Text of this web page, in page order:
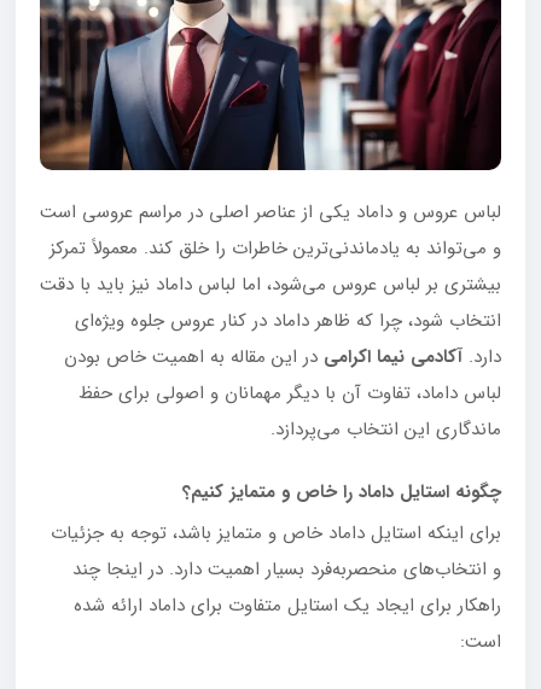
لباس عروس و داماد یکی از عناصر اصلی در مراسم عروسی است
و می‌تواند به یادماندنی‌ترین خاطرات را خلق کند. معمولاً تمرکز
بیشتری بر لباس عروس می‌شود، اما لباس داماد نیز باید با دقت
انتخاب شود، چرا که ظاهر داماد در کنار عروس جلوه ویژه‌ای
دارد. آکادمی نیما اکرامی در این مقاله به اهمیت خاص بودن
لباس داماد، تفاوت آن با دیگر مهمانان و اصولی برای حفظ
ماندگاری این انتخاب می‌پردازد.
چگونه استایل داماد را خاص و متمایز کنیم؟
برای اینکه استایل داماد خاص و متمایز باشد، توجه به جزئیات
و انتخاب‌های منحصر‌به‌فرد بسیار اهمیت دارد. در اینجا چند
راهکار برای ایجاد یک استایل متفاوت برای داماد ارائه شده
است: